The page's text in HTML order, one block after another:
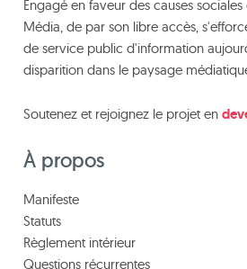
Engagé en faveur des causes
Média, de par son libre accès,
de service public d'information
disparition dans le paysage
Soutenez et rejoignez le projet en
À propos
Manifeste
Statuts
Règlement intérieur
Questions récurrentes